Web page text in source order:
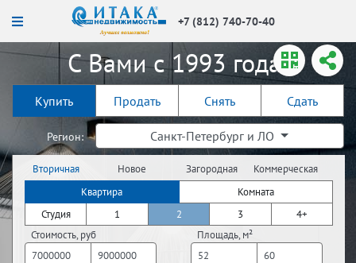
+7 (812) 740-70-40
С Вами с 1993 года!
Купить Продать Снять Сдать
Регион: Санкт-Петербург и ЛО
Вторичная
недвижимость
Новое
строительство
Загородная
недвижимость
Коммерческая
недвижимость
Квартира
Комната
Студия
1 2 3
4+
Стоимость, руб
Площадь, м²